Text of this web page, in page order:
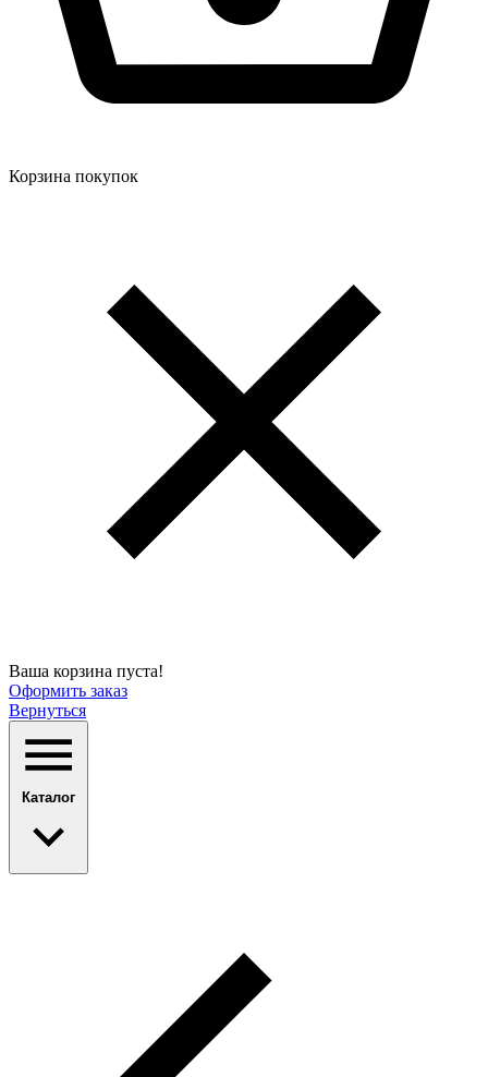
Корзина покупок
Ваша корзина пуста!
Оформить заказ
Вернуться
Каталог